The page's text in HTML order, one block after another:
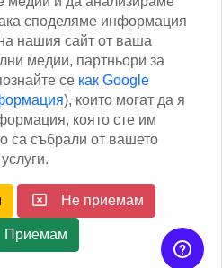
споделяме информация
нашия сайт от ваша
медии, партньори за
се как Google
), които могат да я
която сте им
са събрали от вашето
Не приемам
Дейтаком ООДAuthor
reserved.